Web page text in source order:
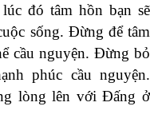
đó tâm hồn bạn sẽ
sống. Đừng để tâm
cầu nguyện. Đừng bỏ
phúc cầu nguyện.
lòng lên với Đấng ở